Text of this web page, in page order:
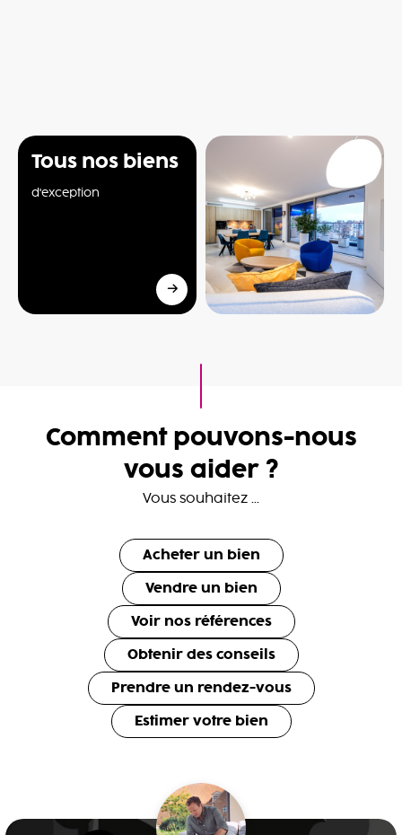
Tous nos biens
d'exception
Comment pouvons-nous
vous aider ?
Vous souhaitez ...
Acheter un bien
Vendre un bien
Voir nos références
Obtenir des conseils
Prendre un rendez-vous
Estimer votre bien